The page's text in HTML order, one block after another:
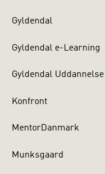
Gyldendal
Gyldendal e-Learning
Gyldendal Uddannelse
Konfront
MentorDanmark
Munksgaard